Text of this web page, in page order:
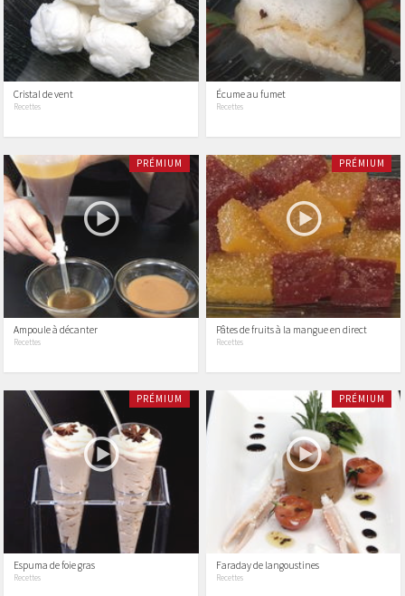
Cristal de vent
Recettes
Écume au fumet
Recettes
PRÉMIUM
Ampoule à décanter
Recettes
PRÉMIUM
Pâtes de fruits à la mangue en direct
Recettes
PRÉMIUM
Espuma de foie gras
Recettes
PRÉMIUM
Faraday de langoustines
Recettes